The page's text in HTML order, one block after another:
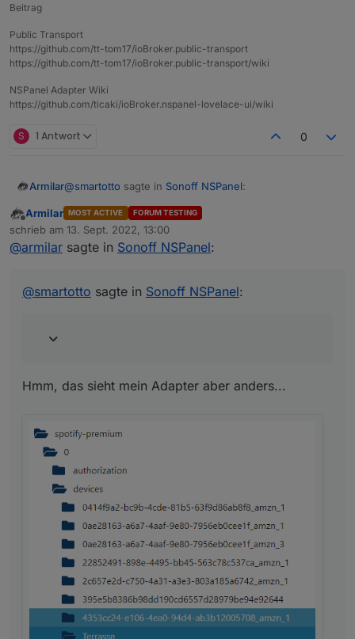
Beitrag
Public Transport
https://github.com/tt-tom17/ioBroker.public-transport
https://github.com/tt-tom17/ioBroker.public-transport/wiki
NSPanel Adapter Wiki
https://github.com/ticaki/ioBroker.nspanel-lovelace-ui/wiki
S 1 Antwort 0
Armilar@smartotto sagte in Sonoff NSPanel:
@niiccooo1Ja, ich nutze auch den Spotify
Adapter. Und nein. Dieser erkennt leider nicht die
Sonos Geräte.
Hmm, das sieht mein Adapter aber anders...
Offline
Armilar MOST ACTIVE FORUM TESTING
schrieb am 13. Sept. 2022, 13:00
zuletzt editiert von
@armilar sagte in Sonoff NSPanel:
@smartotto sagte in Sonoff NSPanel:
Hmm, das sieht mein Adapter aber anders...